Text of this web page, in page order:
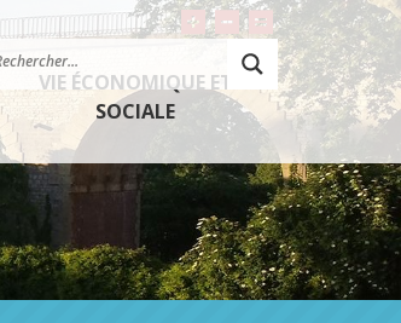
VIE ÉCONOMIQUE ET
SOCIALE
Agrandir le texte
Rétrécir le texte
Réinitialiser le